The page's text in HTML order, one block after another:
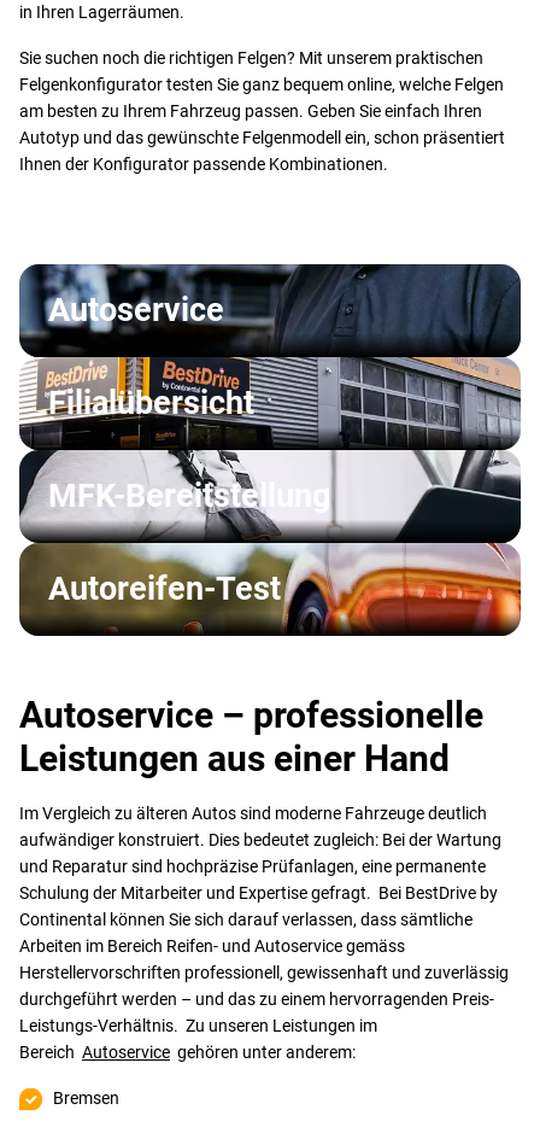
in Ihren Lagerräumen.
Sie suchen noch die richtigen Felgen? Mit unserem praktischen
Felgenkonfigurator testen Sie ganz bequem online, welche Felgen
am besten zu Ihrem Fahrzeug passen. Geben Sie einfach Ihren
Autotyp und das gewünschte Felgenmodell ein, schon präsentiert
Ihnen der Konfigurator passende Kombinationen.
Autoservice
Filialübersicht
MFK-Bereitstellung
Autoreifen-Test
Autoservice – professionelle
Leistungen aus einer Hand
Im Vergleich zu älteren Autos sind moderne Fahrzeuge deutlich
aufwändiger konstruiert. Dies bedeutet zugleich: Bei der Wartung
und Reparatur sind hochpräzise Prüfanlagen, eine permanente
Schulung der Mitarbeiter und Expertise gefragt. Bei BestDrive by
Continental können Sie sich darauf verlassen, dass sämtliche
Arbeiten im Bereich Reifen- und Autoservice gemäss
Herstellervorschriften professionell, gewissenhaft und zuverlässig
durchgeführt werden – und das zu einem hervorragenden Preis-
Leistungs-Verhältnis. Zu unseren Leistungen im
Bereich Autoservice gehören unter anderem:
Bremsen